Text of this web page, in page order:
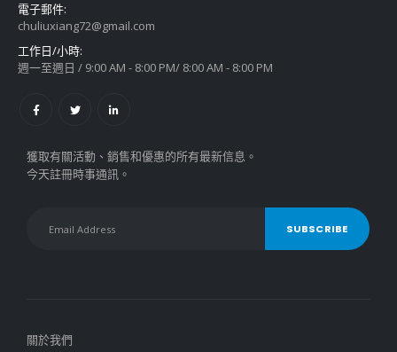
電子郵件:
chuliuxiang72@gmail.com
工作日/小時:
週一至週日 / 9:00 AM - 8:00 PM/ 8:00 AM - 8:00 PM
獲取有關活動、銷售和優惠的所有最新信息。
今天註冊時事通訊。
關於我們